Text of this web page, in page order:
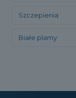
Szczepienia
Białe plamy